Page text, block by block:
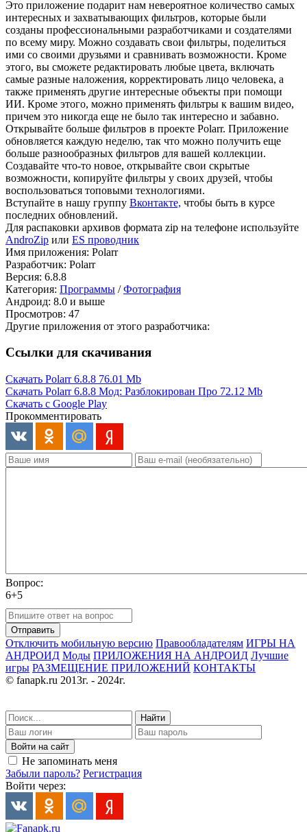
Это приложение подарит нам невероятное количество самых
интересных и захватывающих фильтров, которые были
созданы профессиональными разработчиками и создателями
по всему миру. Можно создавать свои фильтры, поделиться
ими со своими друзьями и сравнивать возможности. Кроме
этого, вы сможете редактировать любые цвета, включать
самые разные наложения, корректировать лицо человека, а
также применять другие интересные объекты при помощи
ИИ. Кроме этого, можно применять фильтры к вашим видео,
причем это никогда еще не было так интересно и забавно.
Открывайте больше фильтров в проекте Polarr. Приложение
обновляется каждую неделю, так что можно получить еще
больше разнообразных фильтров для вашей коллекции.
Создавайте что-то новое, открывайте свои скрытые
возможности, копируйте фильтры у своих друзей, чтобы
воспользоваться топовыми технологиями.
Вступайте в нашу группу Вконтакте, чтобы быть в курсе
последних обновлений.
Для распаковки архивов формата zip на телефоне используйте
AndroZip или ES проводник
Имя приложения: Polarr
Разработчик: Polarr
Версия: 6.8.8
Категория: Программы /Фотография
Андроид: 8.0 и выше
Просмотров: 47
Другие приложения от этого разработчика:
Ссылки для скачивания
Скачать Polarr 6.8.8 76.01 Mb
Скачать Polarr 6.8.8 Мод: Разблокирован Про 72.12 Mb
Скачать с Google Play
Прокомментировать
Вопрос:
6+5
Отправить
Отключить мобильную версию Правообладателям ИГРЫ НА
АНДРОИД Моды ПРИЛОЖЕНИЯ НА АНДРОИД Лучшие
игры РАЗМЕЩЕНИЕ ПРИЛОЖЕНИЙ КОНТАКТЫ
© fanapk.ru 2013г. - 2024г.
Найти
Войти на сайт
Не запоминать меня
Забыли пароль? Регистрация
Войти через: